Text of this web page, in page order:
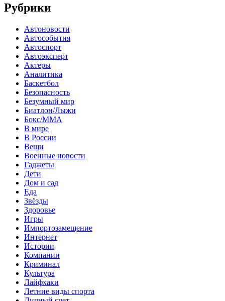
Рубрики
Автоновости
Автособытия
Автоспорт
Автоэксперт
Актеры
Аналитика
Баскетбол
Безопасность
Безумный мир
Биатлон/Лыжи
Бокс/MMA
В мире
В России
Вещи
Военные новости
Гаджеты
Дети
Дом и сад
Еда
Звёзды
Здоровье
Игры
Импортозамещение
Интернет
Истории
Компании
Криминал
Культура
Лайфхаки
Летние виды спорта